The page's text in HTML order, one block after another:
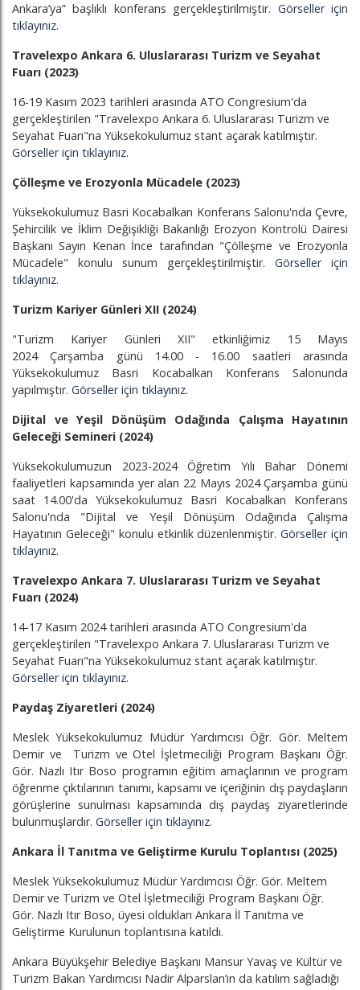
Ankara’ya” başlıklı konferans gerçekleştirilmiştir. Görseller için
tıklayınız.
Travelexpo Ankara 6. Uluslararası Turizm ve Seyahat
Fuarı (2023)
16-19 Kasım 2023 tarihleri arasında ATO Congresium'da
gerçekleştirilen "Travelexpo Ankara 6. Uluslararası Turizm ve
Seyahat Fuarı"na Yüksekokulumuz stant açarak katılmıştır.
Görseller için tıklayınız.
Çölleşme ve Erozyonla Mücadele (2023)
Yüksekokulumuz Basri Kocabalkan Konferans Salonu'nda Çevre,
Şehircilik ve İklim Değişikliği Bakanlığı Erozyon Kontrolü Dairesi
Başkanı Sayın Kenan İnce tarafından "Çölleşme ve Erozyonla
Mücadele" konulu sunum gerçekleştirilmiştir. Görseller için
tıklayınız.
Turizm Kariyer Günleri XII (2024)
"Turizm Kariyer Günleri XII" etkinliğimiz 15 Mayıs
2024 Çarşamba günü 14.00 - 16.00 saatleri arasında
Yüksekokulumuz Basri Kocabalkan Konferans Salonunda
yapılmıştır. Görseller için tıklayınız.
Dijital ve Yeşil Dönüşüm Odağında Çalışma Hayatının
Geleceği Semineri (2024)
Yüksekokulumuzun 2023-2024 Öğretim Yılı Bahar Dönemi
faaliyetleri kapsamında yer alan 22 Mayıs 2024 Çarşamba günü
saat 14.00'da Yüksekokulumuz Basri Kocabalkan Konferans
Salonu'nda "Dijital ve Yeşil Dönüşüm Odağında Çalışma
Hayatının Geleceği" konulu etkinlik düzenlenmiştir.Görseller için
tıklayınız.
Travelexpo Ankara 7. Uluslararası Turizm ve Seyahat
Fuarı (2024)
14-17 Kasım 2024 tarihleri arasında ATO Congresium'da
gerçekleştirilen "Travelexpo Ankara 7. Uluslararası Turizm ve
Seyahat Fuarı"na Yüksekokulumuz stant açarak katılmıştır.
Görseller için tıklayınız.
Paydaş Ziyaretleri (2024)
Meslek Yüksekokulumuz Müdür Yardımcısı Öğr. Gör. Meltem
Demir ve Turizm ve Otel İşletmeciliği Program Başkanı Öğr.
Gör. Nazlı Itır Boso programın eğitim amaçlarının ve program
öğrenme çıktılarının tanımı, kapsamı ve içeriğinin dış paydaşların
görüşlerine sunulması kapsamında dış paydaş ziyaretlerinde
bulunmuşlardır. Görseller için tıklayınız.
Ankara İl Tanıtma ve Geliştirme Kurulu Toplantısı (2025)
Meslek Yüksekokulumuz Müdür Yardımcısı Öğr. Gör. Meltem
Demir ve Turizm ve Otel İşletmeciliği Program Başkanı Öğr.
Gör. Nazlı Itır Boso, üyesi oldukları Ankara İl Tanıtma ve
Geliştirme Kurulunun toplantısına katıldı.
Ankara Büyükşehir Belediye Başkanı Mansur Yavaş ve Kültür ve
Turizm Bakan Yardımcısı Nadir Alparslan’ın da katılım sağladığı